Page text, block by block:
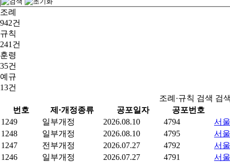
조례
942건
규칙
241건
훈령
35건
예규
13건
조례·규칙 검색 검
번호
제·개정종류 공포일자
공포번호
1249
일부개정 2026.08.10 4794
서
1248
일부개정 2026.08.10 4795
서
1247
전부개정 2026.07.27 4792
서
1246
일부개정 2026.07.27 4791
서